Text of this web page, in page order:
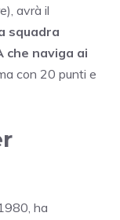
avrà il
squadra
che naviga ai
con 20 punti e
ha